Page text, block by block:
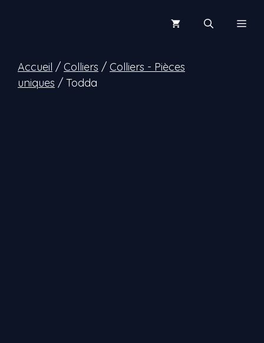
Accueil / Colliers / Colliers - Pièces
uniques / Todda